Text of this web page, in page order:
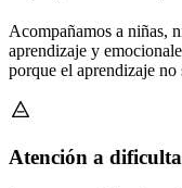
Acompañamos a niñas,
aprendizaje y
porque el aprendizaje no
Atención a